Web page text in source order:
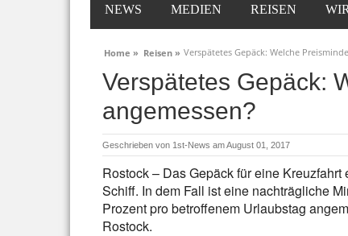
NEWS MEDIEN REISEN
Home » Reisen » Verspätetes Gepäck: Welche
Verspätetes Gepäck:
angemessen?
Geschrieben von 1st-News am August 01, 2017
Rostock – Das Gepäck für eine
Schiff. In dem Fall ist eine nachträgliche
Prozent pro betroffenem Urlaubstag
Rostock.